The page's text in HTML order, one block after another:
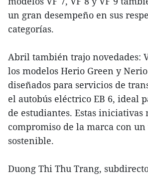
un gran desempeño en sus
categorías.
Abril también trajo novedades:
los modelos Herio Green y
diseñados para servicios de
el autobús eléctrico EB 6, ideal
de estudiantes. Estas
compromiso de la marca con
sostenible.
Duong Thi Thu Trang,